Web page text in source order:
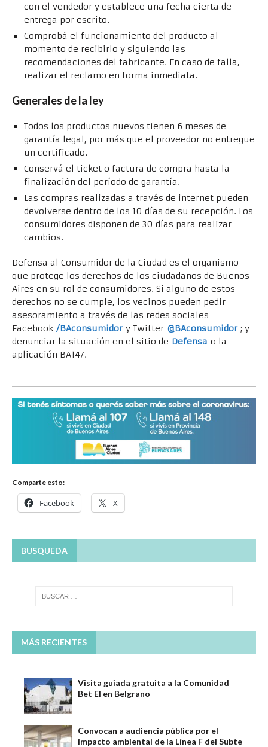
con el vendedor y establece una fecha cierta de
entrega por escrito.
Comprobá el funcionamiento del producto al
momento de recibirlo y siguiendo las
recomendaciones del fabricante. En caso de falla,
realizar el reclamo en forma inmediata.
Generales de la ley
Todos los productos nuevos tienen 6 meses de
garantía legal, por más que el proveedor no entregue
un certificado.
Conservá el ticket o factura de compra hasta la
finalización del período de garantía.
Las compras realizadas a través de internet pueden
devolverse dentro de los 10 días de su recepción. Los
consumidores disponen de 30 días para realizar
cambios.
Defensa al Consumidor de la Ciudad es el organismo
que protege los derechos de los ciudadanos de Buenos
Aires en su rol de consumidores. Si alguno de estos
derechos no se cumple, los vecinos pueden pedir
asesoramiento a través de las redes sociales
Facebook /BAconsumidory Twitter @BAconsumidor; y
denunciar la situación en el sitio de Defensa o la
aplicación BA147.
Comparte esto:
Facebook X
BUSQUEDA
MÁS RECIENTES
Visita guiada gratuita a la Comunidad
Bet El en Belgrano
Convocan a audiencia pública por el
impacto ambiental de la Línea F del Subte